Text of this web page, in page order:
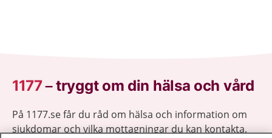
1177–tryggt om din hälsa och vård
På 1177.se får du råd om hälsa och information om
sjukdomar och vilka mottagningar du kan kontakta.